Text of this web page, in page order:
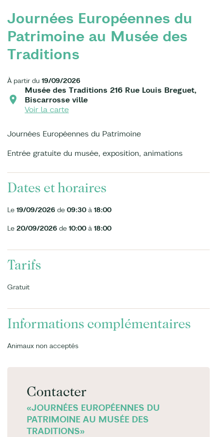
Journées Européennes du
Patrimoine au Musée des
Traditions
À partir du 19/09/2026
Musée des Traditions 216 Rue Louis Breguet,
Biscarrosse ville
Voir la carte
Journées Européennes du Patrimoine
Entrée gratuite du musée, exposition, animations
Dates et horaires
Le 19/09/2026 de 09:30 à 18:00
Le 20/09/2026 de 10:00 à 18:00
Tarifs
Gratuit
Informations complémentaires
Animaux non acceptés
Contacter
«JOURNÉES EUROPÉENNES DU
PATRIMOINE AU MUSÉE DES
TRADITIONS»